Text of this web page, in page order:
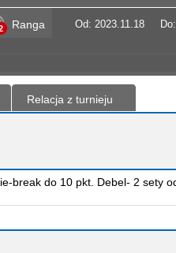
Ranga Od: 2023.11.18
Relacja z turnieju
break do 10 pkt. Debel- 2 sety